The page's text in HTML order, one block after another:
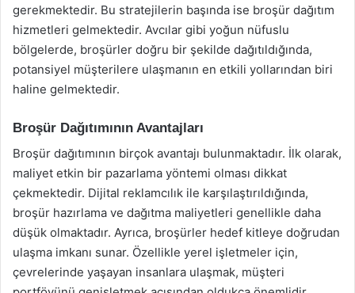
gerekmektedir. Bu stratejilerin başında ise broşür dağıtım
hizmetleri gelmektedir. Avcılar gibi yoğun nüfuslu
bölgelerde, broşürler doğru bir şekilde dağıtıldığında,
potansiyel müşterilere ulaşmanın en etkili yollarından biri
haline gelmektedir.
Broşür Dağıtımının Avantajları
Broşür dağıtımının birçok avantajı bulunmaktadır. İlk olarak,
maliyet etkin bir pazarlama yöntemi olması dikkat
çekmektedir. Dijital reklamcılık ile karşılaştırıldığında,
broşür hazırlama ve dağıtma maliyetleri genellikle daha
düşük olmaktadır. Ayrıca, broşürler hedef kitleye doğrudan
ulaşma imkanı sunar. Özellikle yerel işletmeler için,
çevrelerinde yaşayan insanlara ulaşmak, müşteri